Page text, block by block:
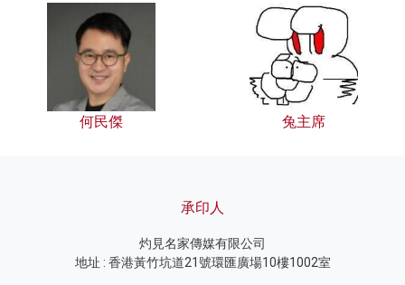
何民傑 兔主席
承印人
灼見名家傳媒有限公司
地址 : 香港黃竹坑道21號環匯廣場10樓1002室